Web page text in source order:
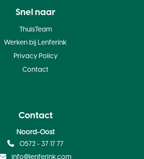
Snel naar
ThuisTeam
Werken bij Lenferink
Privacy Policy
Contact
Contact
Noord-Oost
0572 - 37 17 77
info@lenferink.com